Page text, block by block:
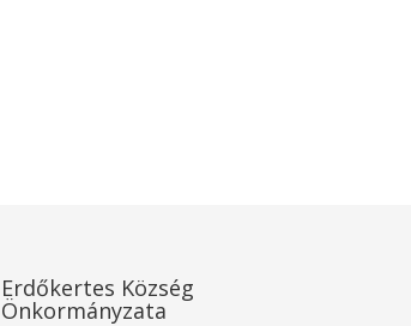
Erdőkertes Község
Önkormányzata